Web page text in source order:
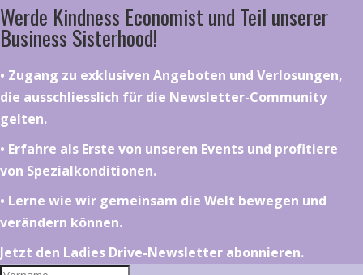
Werde Kindness Economist und Teil unserer
Business Sisterhood!
•⁠ ⁠⁠Zugang zu exklusiven Angeboten und Verlosungen,
die ausschliesslich für die Newsletter-Community
gelten.
•⁠ ⁠⁠Erfahre als Erste von unseren Events und profitiere
von Spezialkonditionen.
•⁠ ⁠⁠Lerne wie wir gemeinsam die Welt bewegen und
verändern können.
Jetzt den Ladies Drive-Newsletter abonnieren.